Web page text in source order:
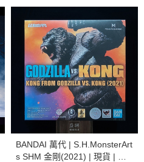
BANDAI 萬代 | S.H.MonsterArt
s SHM 金剛(2021) | 現貨 | 全